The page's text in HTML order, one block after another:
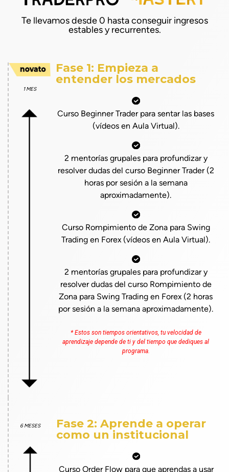
Te llevamos desde 0 hasta conseguir ingresos
estables y recurrentes.
1 MES
Fase 1: Empieza a
entender los mercados
Curso Beginner Trader para sentar las bases
(vídeos en Aula Virtual).
2 mentorías grupales para profundizar y
resolver dudas del curso Beginner Trader (2
horas por sesión a la semana
aproximadamente).
Curso Rompimiento de Zona para Swing
Trading en Forex (vídeos en Aula Virtual).
2 mentorías grupales para profundizar y
resolver dudas del curso Rompimiento de
Zona para Swing Trading en Forex (2 horas
por sesión a la semana aproximadamente).
* Estos son tiempos orientativos, tu velocidad de
aprendizaje depende de ti y del tiempo que dediques al
programa.
6 MESES
Fase 2: Aprende a operar
como un institucional
Curso Order Flow para que aprendas a usar